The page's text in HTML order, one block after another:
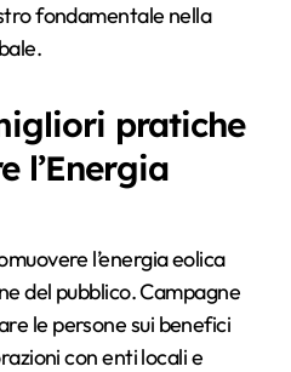
fondamentale nella
pratiche
l’Energia
l’energia eolica
del pubblico. Campagne
le persone sui benefici
con enti locali e